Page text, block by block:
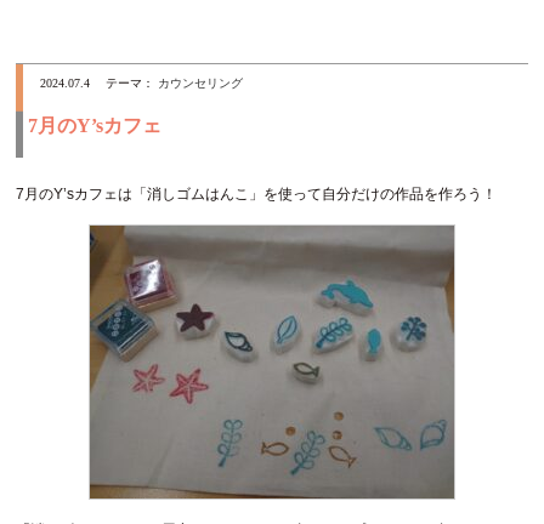
2024.07.4 テーマ： カウンセリング
7月のY’sカフェ
7月のY’sカフェは「消しゴムはんこ」を使って自分だけの作品を作ろう！